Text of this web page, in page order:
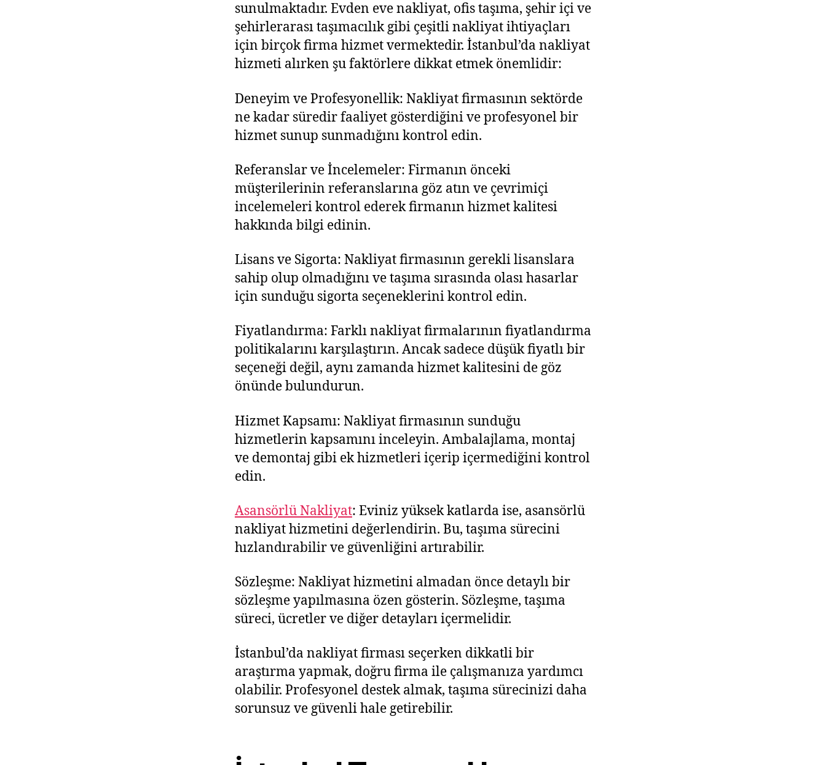
sunulmaktadır. Evden eve nakliyat, ofis taşıma, şehir içi ve
şehirlerarası taşımacılık gibi çeşitli nakliyat ihtiyaçları
için birçok firma hizmet vermektedir. İstanbul’da nakliyat
hizmeti alırken şu faktörlere dikkat etmek önemlidir:
Deneyim ve Profesyonellik: Nakliyat firmasının sektörde
ne kadar süredir faaliyet gösterdiğini ve profesyonel bir
hizmet sunup sunmadığını kontrol edin.
Referanslar ve İncelemeler: Firmanın önceki
müşterilerinin referanslarına göz atın ve çevrimiçi
incelemeleri kontrol ederek firmanın hizmet kalitesi
hakkında bilgi edinin.
Lisans ve Sigorta: Nakliyat firmasının gerekli lisanslara
sahip olup olmadığını ve taşıma sırasında olası hasarlar
için sunduğu sigorta seçeneklerini kontrol edin.
Fiyatlandırma: Farklı nakliyat firmalarının fiyatlandırma
politikalarını karşılaştırın. Ancak sadece düşük fiyatlı bir
seçeneği değil, aynı zamanda hizmet kalitesini de göz
önünde bulundurun.
Hizmet Kapsamı: Nakliyat firmasının sunduğu
hizmetlerin kapsamını inceleyin. Ambalajlama, montaj
ve demontaj gibi ek hizmetleri içerip içermediğini kontrol
edin.
Asansörlü Nakliyat: Eviniz yüksek katlarda ise, asansörlü
nakliyat hizmetini değerlendirin. Bu, taşıma sürecini
hızlandırabilir ve güvenliğini artırabilir.
Sözleşme: Nakliyat hizmetini almadan önce detaylı bir
sözleşme yapılmasına özen gösterin. Sözleşme, taşıma
süreci, ücretler ve diğer detayları içermelidir.
İstanbul’da nakliyat firması seçerken dikkatli bir
araştırma yapmak, doğru firma ile çalışmanıza yardımcı
olabilir. Profesyonel destek almak, taşıma sürecinizi daha
sorunsuz ve güvenli hale getirebilir.